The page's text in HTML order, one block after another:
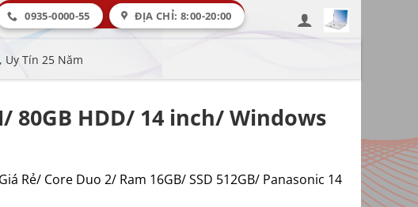
0935-0000-55 ĐỊA CHỈ: 8:00-20:00
Uy Tín 25 Năm
80GB HDD/ 14 inch/ Windows
Rẻ/ Core Duo 2/ Ram 16GB/ SSD 512GB/ Panasonic 14